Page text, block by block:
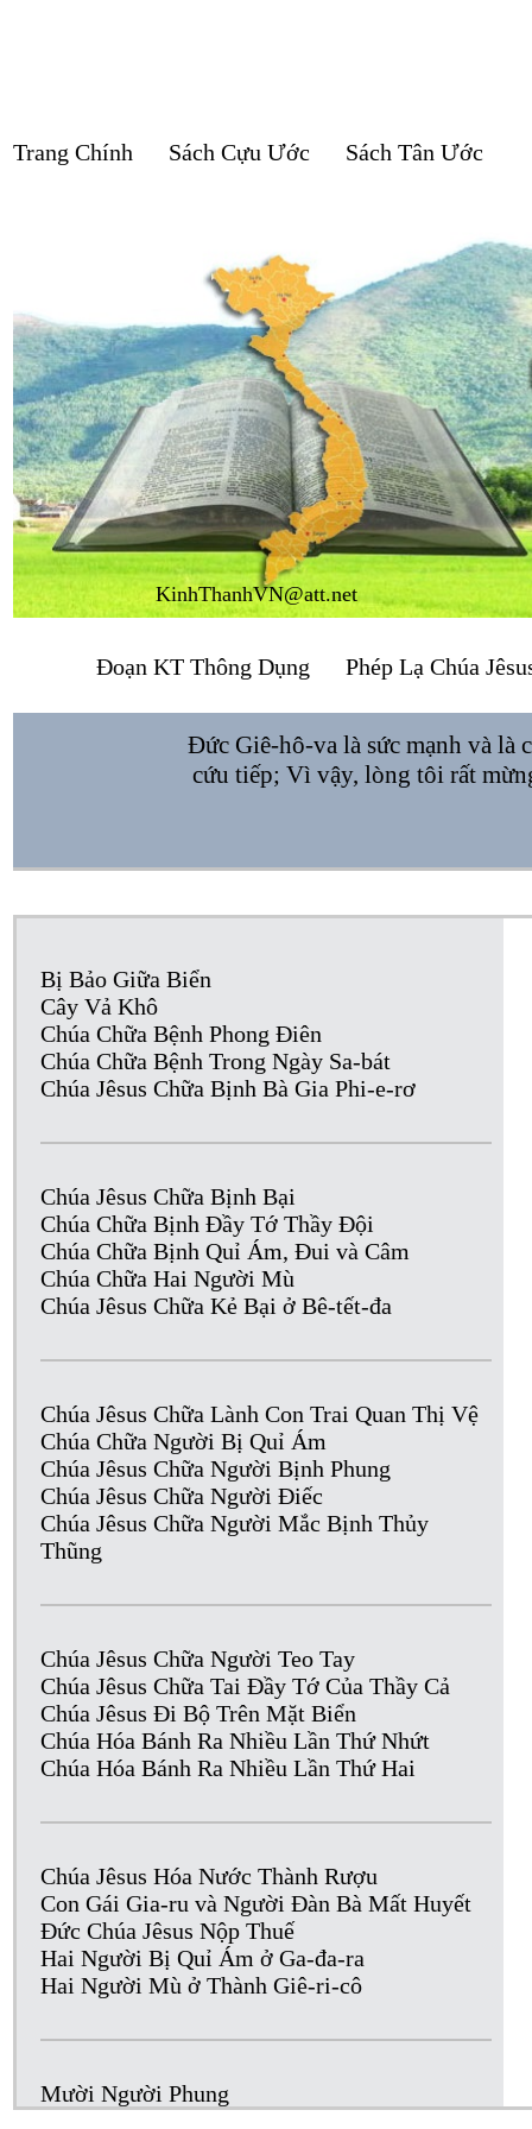
KinhThanhVN@att.net
Đức Giê-hô-va là sức mạnh và là
cứu tiếp; Vì vậy, lòng tôi rất
Đoạn KT Thông Dụng Phép Lạ Chúa
Trang Chính Sách Cựu Ước Sách Tân Ước
Bị Bảo Giữa Biển
Cây Vả Khô
Chúa Chữa Bệnh Phong Điên
Chúa Chữa Bệnh Trong Ngày Sa-bát
Chúa Jêsus Chữa Bịnh Bà Gia Phi-e-rơ
Chúa Jêsus Chữa Bịnh Bại
Chúa Chữa Bịnh Đầy Tớ Thầy Đội
Chúa Chữa Bịnh Quỉ Ám, Đui và Câm
Chúa Chữa Hai Người Mù
Chúa Jêsus Chữa Kẻ Bại ở Bê-tết-đa
Chúa Jêsus Chữa Lành Con Trai Quan Thị Vệ
Chúa Chữa Người Bị Quỉ Ám
Chúa Jêsus Chữa Người Bịnh Phung
Chúa Jêsus Chữa Người Điếc
Chúa Jêsus Chữa Người Mắc Bịnh Thủy
Thũng
Chúa Jêsus Chữa Người Teo Tay
Chúa Jêsus Chữa Tai Đầy Tớ Của Thầy Cả
Chúa Jêsus Đi Bộ Trên Mặt Biển
Chúa Hóa Bánh Ra Nhiều Lần Thứ Nhứt
Chúa Hóa Bánh Ra Nhiều Lần Thứ Hai
Chúa Jêsus Hóa Nước Thành Rượu
Con Gái Gia-ru và Người Đàn Bà Mất Huyết
Đức Chúa Jêsus Nộp Thuế
Hai Người Bị Quỉ Ám ở Ga-đa-ra
Hai Người Mù ở Thành Giê-ri-cô
Mười Người Phung